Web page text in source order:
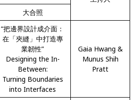
大合照
“把邊界設計成介面：
在「夾縫」中打造專
業韌性”
Designing the In-
Between:
Turning Boundaries
into Interfaces
Gaia Hwang &
Munus Shih
Pratt